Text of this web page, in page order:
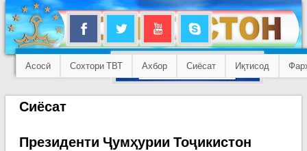
Асосӣ Сохтори ТВТ Ахбор Сиёсат Иқтисод
Сиёсат
Президенти Ҷумҳурии Тоҷикистон